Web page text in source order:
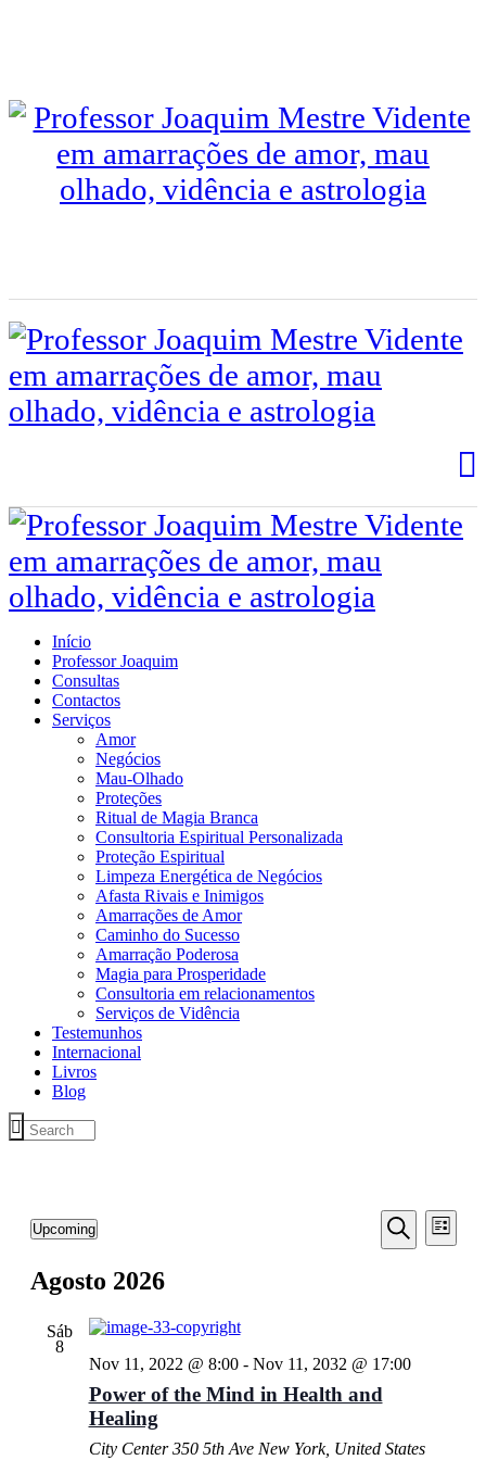
Início
Professor Joaquim
Consultas
Contactos
Serviços
Amor
Negócios
Mau-Olhado
Proteções
Ritual de Magia Branca
Consultoria Espiritual Personalizada
Proteção Espiritual
Limpeza Energética de Negócios
Afasta Rivais e Inimigos
Amarrações de Amor
Caminho do Sucesso
Amarração Poderosa
Magia para Prosperidade
Consultoria em relacionamentos
Serviços de Vidência
Testemunhos
Internacional
Livros
Blog
E
v
o
s
Pesquisar
E
v
Lista
Upcoming
Agosto 2026
Sáb
8
Nov 11, 2022 @ 8:00- Nov 11, 2032 @ 17:00
Power of the Mind in Health and
Healing
City Center350 5th Ave New York, United States